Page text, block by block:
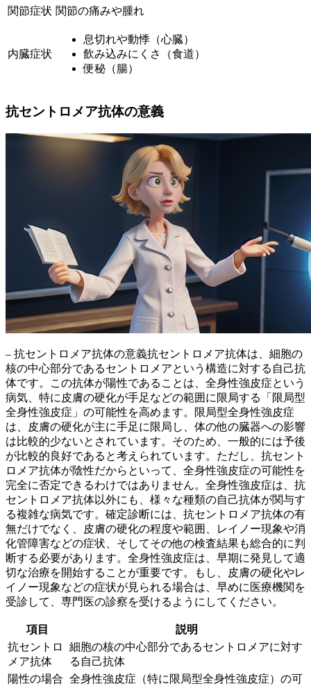
関節症状 関節の痛みや腫れ
内臓症状
息切れや動悸（心臓）
飲み込みにくさ（食道）
便秘（腸）
抗セントロメア抗体の意義
– 抗セントロメア抗体の意義抗セントロメア抗体は、細胞の
核の中心部分であるセントロメアという構造に対する自己抗
体です。この抗体が陽性であることは、 全身性強皮症という
病気、特に皮膚の硬化が手足などの範囲に限局する「限局型
全身性強皮症」の可能性を高めます。限局型全身性強皮症
は、皮膚の硬化が主に手足に限局し、体の他の臓器への影響
は比較的少ないとされています。そのため、一般的には予後
が比較的良好であると考えられています。ただし、抗セント
ロメア抗体が陰性だからといって、全身性強皮症の可能性を
完全に否定できるわけではありません。全身性強皮症は、抗
セントロメア抗体以外にも、様々な種類の自己抗体が関与す
る複雑な病気です。確定診断には、抗セントロメア抗体の有
無だけでなく、皮膚の硬化の程度や範囲、レイノー現象や消
化管障害などの症状、そしてその他の検査結果も総合的に判
断する必要があります。全身性強皮症は、早期に発見して適
切な治療を開始することが重要です。もし、皮膚の硬化やレ
イノー現象などの症状が見られる場合は、早めに医療機関を
受診して、専門医の診察を受けるようにしてください。
項目
説明
抗セントロ
メア抗体
細胞の核の中心部分であるセントロメアに対す
る自己抗体
陽性の場合 全身性強皮症（特に限局型全身性強皮症）の可